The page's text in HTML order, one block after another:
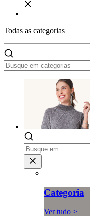
Todas as categorias
Categoria
Ver tudo >